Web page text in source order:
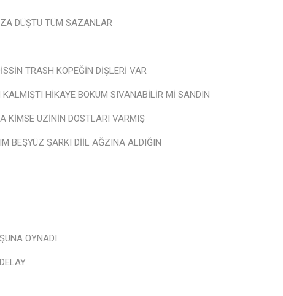
DÜŞTÜ TÜM SAZANLAR
TRASH KÖPEĞİN DİŞLERİ VAR
KALMIŞTI HİKAYE BOKUM SIVANABİLİR Mİ SANDIN
KİMSE UZİNİN DOSTLARI VARMIŞ
BEŞYÜZ ŞARKI DİİL AĞZINA ALDIĞIN
OYNADI